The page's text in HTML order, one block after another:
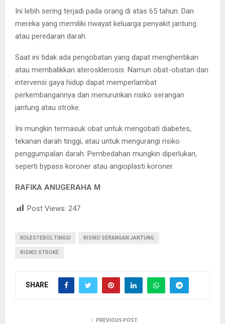
Ini lebih sering terjadi pada orang di atas 65 tahun. Dan
mereka yang memiliki riwayat keluarga penyakit jantung
atau peredaran darah.
Saat ini tidak ada pengobatan yang dapat menghentikan
atau membalikkan aterosklerosis. Namun obat-obatan dan
intervensi gaya hidup dapat memperlambat
perkembangannya dan menurunkan risiko serangan
jantung atau stroke.
Ini mungkin termasuk obat untuk mengobati diabetes,
tekanan darah tinggi, atau untuk mengurangi risiko
penggumpalan darah. Pembedahan mungkin diperlukan,
seperti bypass koroner atau angioplasti koroner.
RAFIKA ANUGERAHA M
Post Views: 247
KOLESTEROL TINGGI RISIKO SERANGAN JANTUNG
RISIKO STROKE
SHARE
PREVIOUS POST